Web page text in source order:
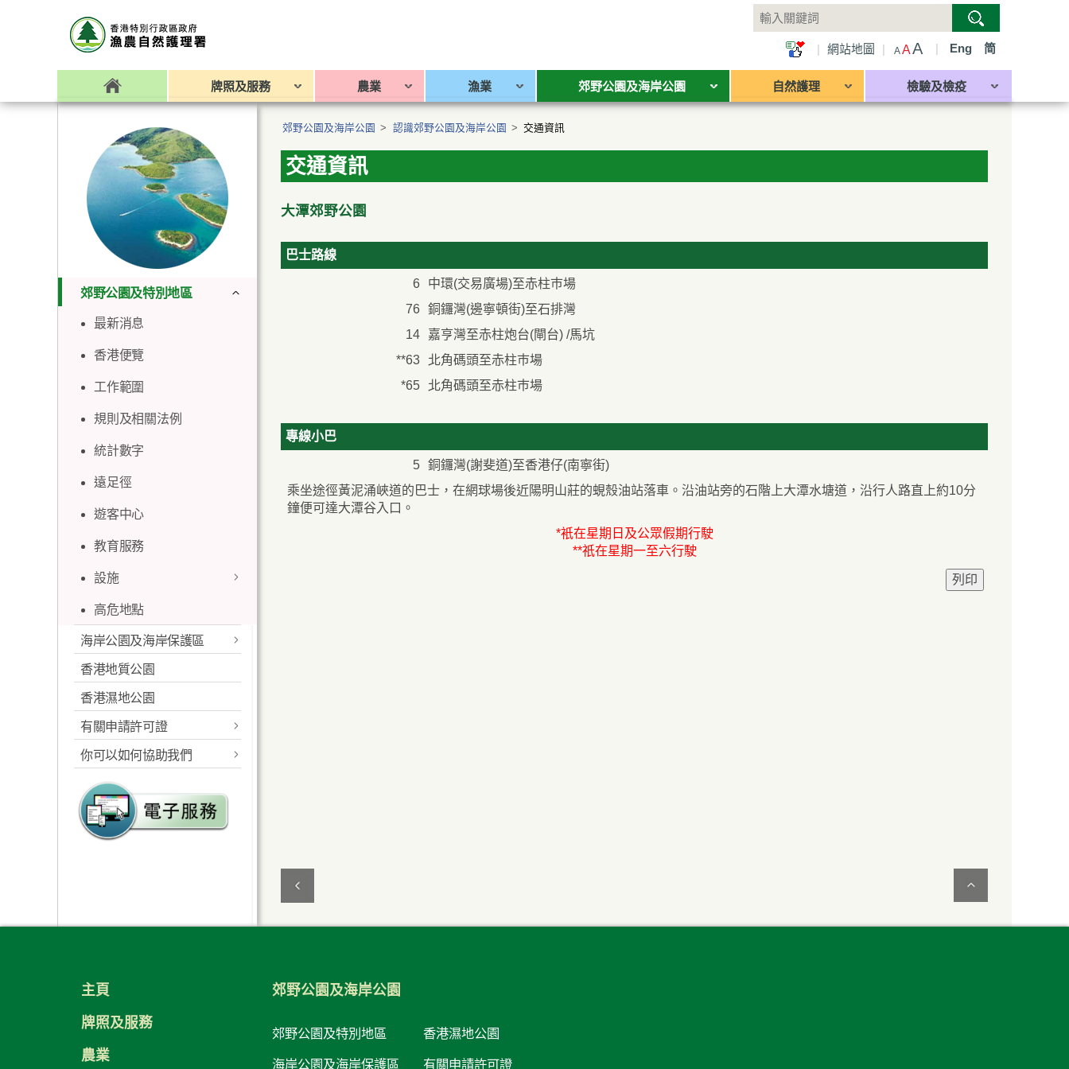
| 網站地圖 | AAA | Eng 简
牌照及服務 農業 漁業 郊野公園及海岸公園 自然護理 檢驗及檢疫
郊野公園及特別地區
最新消息
香港便覽
工作範圍
規則及相關法例
統計數字
遠足徑
遊客中心
教育服務
設施
露營地點
燒烤地點 / 地區
定向路線
越野單車活動
健身徑及緩跑徑
加水站
公廁
為特別需要之人士
高危地點
海岸公園及海岸保護區
最新消息
概述
指定的海岸公園及海岸保
護區
工作範圍
規則及相關法例
香港地質公園
香港濕地公園
有關申請許可證
郊野公園准許證
海岸公園准許證
你可以如何協助我們
報告及建議
郊野公園義工計劃
郊野公園及海岸公園 > 認識郊野公園及海岸公園 > 交通資訊
交通資訊
大潭郊野公園
巴士路線
6
中環(交易廣場)至赤柱巿場
76 銅鑼灣(邊寧頓街)至石排灣
14
嘉亨灣至赤柱炮台(閘台) /馬坑
**63
北角碼頭至赤柱巿場
*65
北角碼頭至赤柱巿場
專線小巴
5 銅鑼灣(謝斐道)至香港仔(南寧街)
乘坐途徑黃泥涌峽道的巴士，在網球場後近陽明山莊的蜆殼油站落車。沿油站旁的石階上大潭水塘道，沿行人路直上約10分
鐘便可達大潭谷入口。
*衹在星期日及公眾假期行駛
**祇在星期一至六行駛
主頁
牌照及服務
農業
郊野公園及海岸公園
郊野公園及特別地區
海岸公園及海岸保護區
香港濕地公園
有關申請許可證